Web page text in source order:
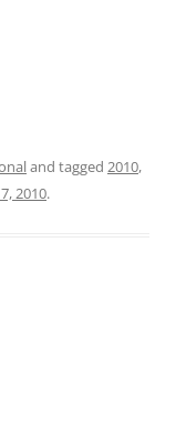
and tagged 2010,
2010.